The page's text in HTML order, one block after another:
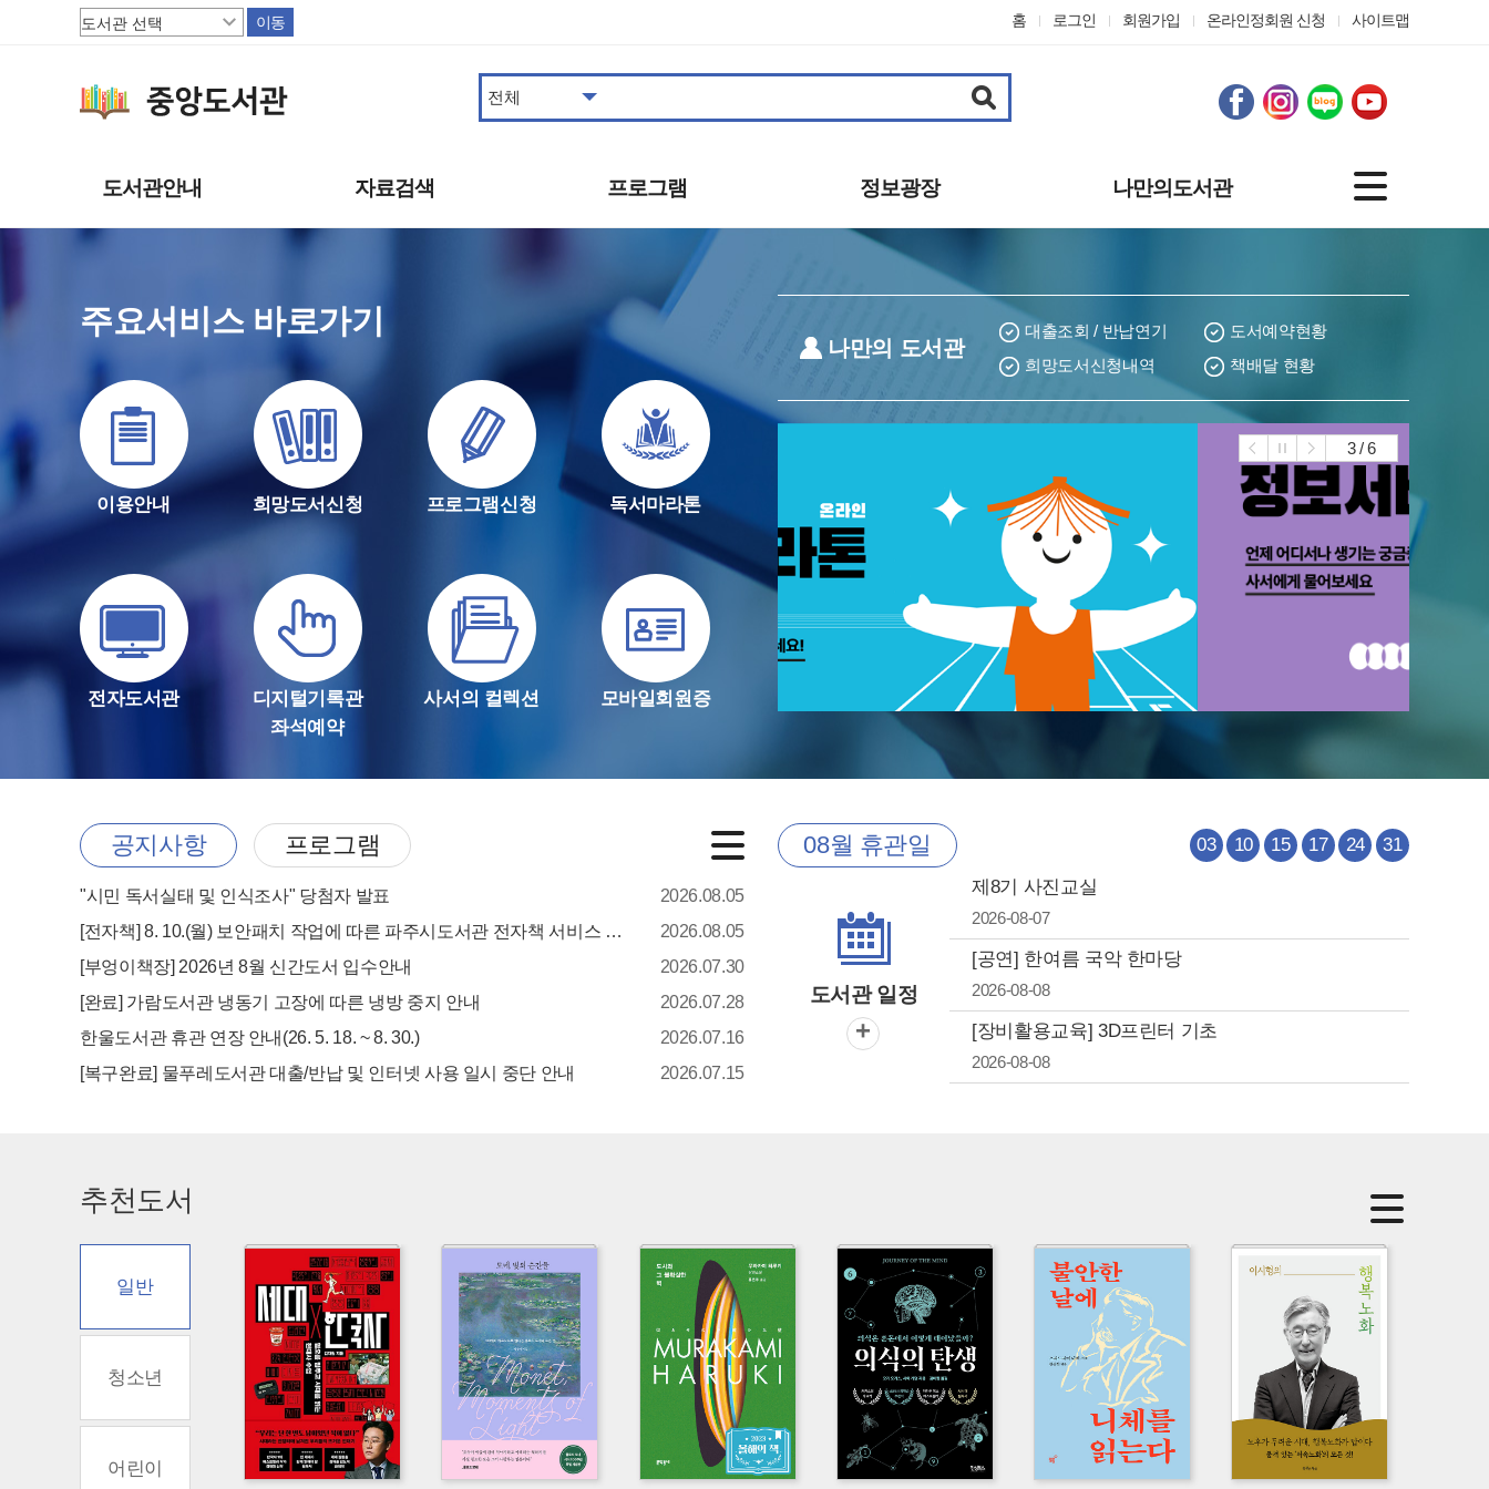
이동 홈 로그인 회원가입 온라인정회원 신청 사이트맵
도서관안내
상호대차
도서관서비스
자료검색
신착자료
대출베스트
연속간행물
멀티미디어자료
희망도서신청
프로그램
프로그램안내/신청
영상콘텐츠
영화상영
사진갤러리
동아리
견학신청
정보광장
공지사항
묻고답하기
발간자료
자원봉사 안내
나만의도서관
관심자료
맞춤도서 서비스
개인정보수정
온라인정회원 신청
주요서비스 바로가기
이용안내 희망도서신청 프로그램신청 독서마라톤
전자도서관
디지털기록관
좌석예약
사서의 컬렉션 모바일회원증
나만의 도서관
대출조회 / 반납연기
도서예약현황
희망도서신청내역
책배달 현황
3/ 6
공지사항 프로그램
"시민 독서실태 및 인식조사" 당첨자 발표
2026.08.05
[전자책] 8. 10.(월) 보안패치 작업에 따른 파주시도서관 전자책 서비스 일시 중단 안내
2026.08.05
[부엉이책장] 2026년 8월 신간도서 입수안내
2026.07.30
[완료] 가람도서관 냉동기 고장에 따른 냉방 중지 안내
2026.07.28
한울도서관 휴관 연장 안내(26. 5. 18. ~ 8. 30.)
2026.07.16
[복구완료] 물푸레도서관 대출/반납 및 인터넷 사용 일시 중단 안내
2026.07.15
08월 휴관일 03 10 15 17 24 31
도서관 일정
제8기 사진교실
2026-08-07
[공연] 한여름 국악 한마당
2026-08-08
[장비활용교육] 3D프린터 기초
2026-08-08
+
추천도서
일반
청소년
어린이